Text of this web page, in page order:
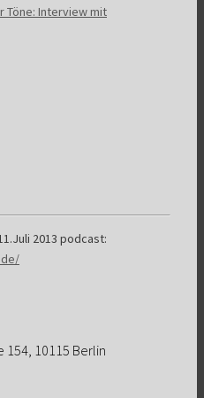
Töne: Interview mit
2013 podcast:
10115 Berlin